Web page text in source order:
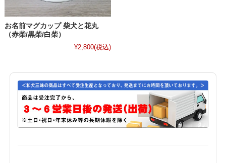
お名前マグカップ 柴犬と花丸
（赤柴/黒柴/白柴）
¥2,800(税込)